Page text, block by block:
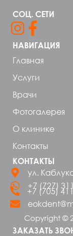
НАВИГАЦИЯ
Главная
Услуги
Врачи
Фотогалерея
О клинике
Контакты
КОНТАКТЫ
ул.
+7 (727)
+7 (705)
Copyright ©
СОЦ. СЕТИ
ЗАКАЗАТЬ